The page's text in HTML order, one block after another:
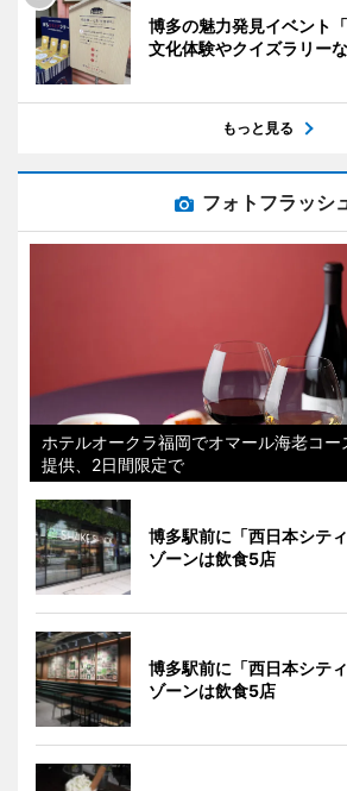
博多の魅力発見イベント
文化体験やクイズラリー
もっと見る
フォトフラッシ
ホテルオークラ福岡でオマール海老コ
提供、2日間限定で
博多駅前に「西日本シテ
ゾーンは飲食5店
博多駅前に「西日本シテ
ゾーンは飲食5店